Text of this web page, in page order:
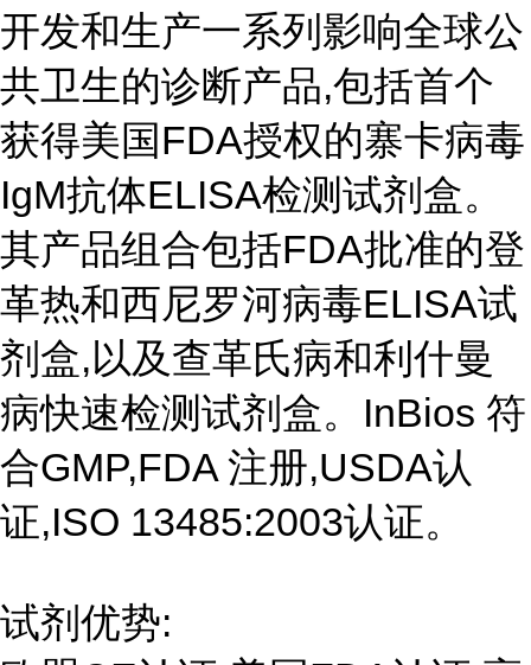
开发和生产一系列影响全球公
共卫生的诊断产品,包括首个
获得美国FDA授权的寨卡病毒
IgM抗体ELISA检测试剂盒。
其产品组合包括FDA批准的登
革热和西尼罗河病毒ELISA试
剂盒,以及查革氏病和利什曼
病快速检测试剂盒。InBios 符
合GMP,FDA 注册,USDA认
证,ISO 13485:2003认证。
试剂优势: